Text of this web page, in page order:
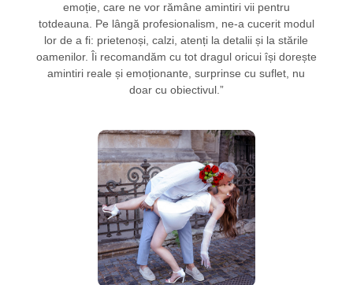
emoție, care ne vor rămâne amintiri vii pentru
totdeauna. Pe lângă profesionalism, ne-a cucerit modul
lor de a fi: prietenoși, calzi, atenți la detalii și la stările
oamenilor. Îi recomandăm cu tot dragul oricui își dorește
amintiri reale și emoționante, surprinse cu suflet, nu
doar cu obiectivul.”